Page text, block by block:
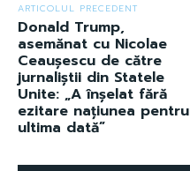
ARTICOLUL PRECEDENT
Donald Trump,
asemănat cu Nicolae
Ceaușescu de către
jurnaliștii din Statele
Unite: „A înșelat fără
ezitare națiunea pentru
ultima dată”